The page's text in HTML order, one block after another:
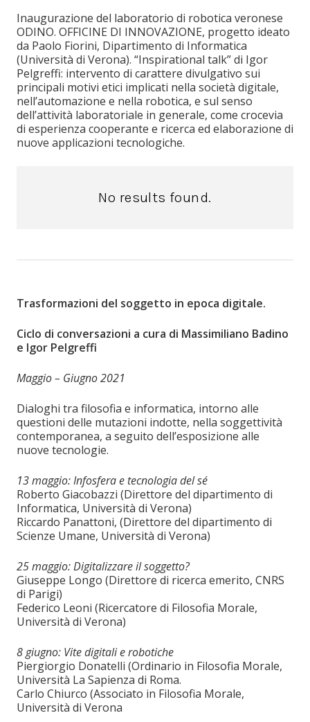
Inaugurazione del laboratorio di robotica veronese
ODINO. OFFICINE DI INNOVAZIONE, progetto ideato
da Paolo Fiorini, Dipartimento di Informatica
(Università di Verona). “Inspirational talk” di Igor
Pelgreffi: intervento di carattere divulgativo sui
principali motivi etici implicati nella società digitale,
nell’automazione e nella robotica, e sul senso
dell’attività laboratoriale in generale, come crocevia
di esperienza cooperante e ricerca ed elaborazione di
nuove applicazioni tecnologiche.
No results found.
Trasformazioni del soggetto in epoca digitale.
Ciclo di conversazioni a cura di Massimiliano Badino
e Igor Pelgreffi
Maggio – Giugno 2021
Dialoghi tra filosofia e informatica, intorno alle
questioni delle mutazioni indotte, nella soggettività
contemporanea, a seguito dell’esposizione alle
nuove tecnologie.
13 maggio: Infosfera e tecnologia del sé
Roberto Giacobazzi (Direttore del dipartimento di
Informatica, Università di Verona)
Riccardo Panattoni, (Direttore del dipartimento di
Scienze Umane, Università di Verona)
25 maggio: Digitalizzare il soggetto?
Giuseppe Longo (Direttore di ricerca emerito, CNRS
di Parigi)
Federico Leoni (Ricercatore di Filosofia Morale,
Università di Verona)
8 giugno: Vite digitali e robotiche
Piergiorgio Donatelli (Ordinario in Filosofia Morale,
Università La Sapienza di Roma.
Carlo Chiurco (Associato in Filosofia Morale,
Università di Verona